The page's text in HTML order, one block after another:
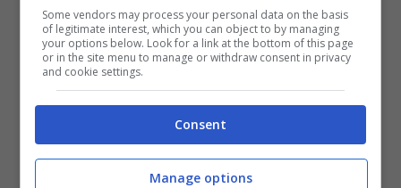
ancora che ci sia un errore nella fase di
confezionamento del prodotto.
Some vendors may process your personal data on the basis
of legitimate interest, which you can object to by managing
your options below. Look for a link at the bottom of this page
or in the site menu to manage or withdraw consent in privacy
and cookie settings.
Consent
Manage options